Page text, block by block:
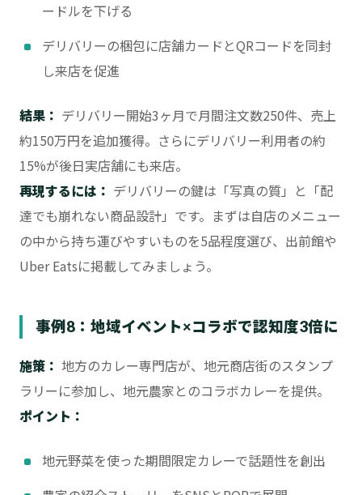
ードルを下げる
デリバリーの梱包に店舗カードとQRコードを同封
し来店を促進
結果： デリバリー開始3ヶ月で月間注文数250件、売上
約150万円を追加獲得。さらにデリバリー利用者の約
15%が後日実店舗にも来店。
再現するには： デリバリーの鍵は「写真の質」と「配
達でも崩れない商品設計」です。まずは自店のメニュー
の中から持ち運びやすいものを5品程度選び、出前館や
Uber Eatsに掲載してみましょう。
事例8：地域イベント×コラボで認知度3倍に
施策： 地方のカレー専門店が、地元商店街のスタンプ
ラリーに参加し、地元農家とのコラボカレーを提供。
ポイント：
地元野菜を使った期間限定カレーで話題性を創出